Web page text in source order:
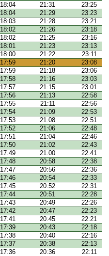
18:04 21:31
23:25
18:04 21:29
23:23
18:03 21:28
23:21
18:02 21:26
23:18
18:02 21:25
23:16
18:01 21:23
23:13
18:00 21:22
23:11
17:59 21:20
23:08
17:59 21:18
23:06
17:58 21:16
23:03
17:57 21:15
23:01
17:56 21:13
22:58
17:55 21:11
22:56
17:54 21:09
22:53
17:53 21:08
22:51
17:52 21:06
22:48
17:51 21:04
22:46
17:50 21:02
22:43
17:49 21:00
22:41
17:48 20:58
22:38
17:47 20:56
22:36
17:46 20:54
22:33
17:45 20:52
22:31
17:44 20:51
22:28
17:43 20:49
22:26
17:42 20:47
22:23
17:41 20:45
22:21
17:39 20:43
22:18
17:38 20:40
22:16
17:37 20:38
22:13
17:36 20:36 22:11